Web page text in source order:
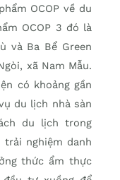
OCOP về du
OCOP 3 đó là
và Ba Bể Green
xã Nam Mẫu.
có khoảng gần
du lịch nhà sàn
du lịch trong
nghiệm danh
thức ẩm thực